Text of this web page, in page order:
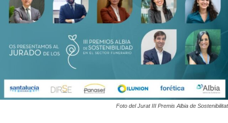
Foto del Jurat III Premis Albia de Sostenibilitat